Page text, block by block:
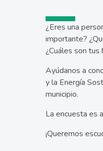
¿Eres una
importante?
¿Cuáles son
Ayúdanos a
y la Energía
municipio.
La encuesta es
¡Queremos